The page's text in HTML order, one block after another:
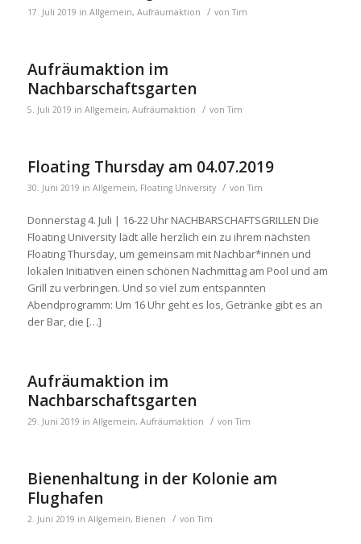
17. Juli 2019 in Allgemein, Aufräumaktion / vonTim
Aufräumaktion im
Nachbarschaftsgarten
5. Juli 2019 in Allgemein, Aufräumaktion / vonTim
Floating Thursday am 04.07.2019
30. Juni 2019 in Allgemein, Floating University / vonTim
Donnerstag 4. Juli | 16-22 Uhr NACHBARSCHAFTSGRILLEN Die
Floating University lädt alle herzlich ein zu ihrem nächsten
Floating Thursday, um gemeinsam mit Nachbar*innen und
lokalen Initiativen einen schönen Nachmittag am Pool und am
Grill zu verbringen. Und so viel zum entspannten
Abendprogramm: Um 16 Uhr geht es los, Getränke gibt es an
der Bar, die […]
Aufräumaktion im
Nachbarschaftsgarten
29. Juni 2019 in Allgemein, Aufräumaktion / vonTim
Bienenhaltung in der Kolonie am
Flughafen
2. Juni 2019 in Allgemein, Bienen / vonTim